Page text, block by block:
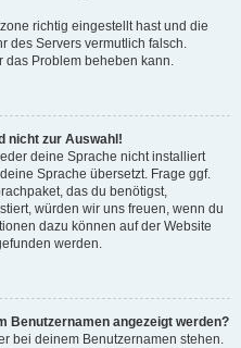
richtig eingestellt hast und die
des Servers vermutlich falsch.
das Problem beheben kann.
nicht zur Auswahl!
deine Sprache nicht installiert
Sprache übersetzt. Frage ggf.
das du benötigst,
würden wir uns freuen, wenn du
dazu können auf der Website
werden.
Benutzernamen angezeigt werden?
bei deinem Benutzernamen stehen.